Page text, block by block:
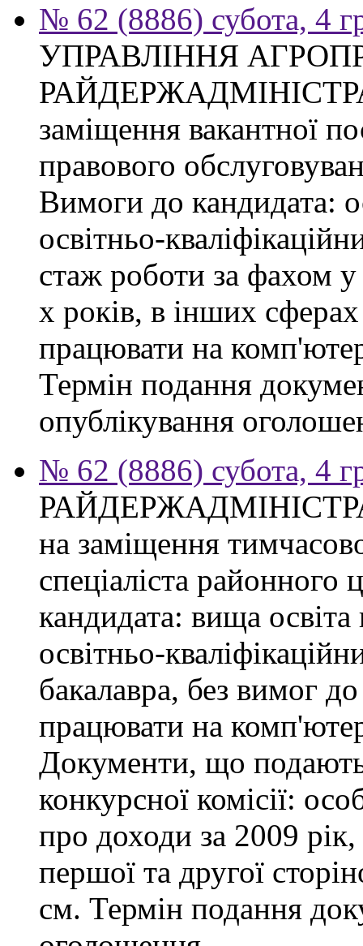
№ 62 (8886) субота, 4
УПРАВЛІННЯ
заміщення вакантної
правового
Вимоги до кандидата:
освітньо-
стаж роботи за фахом
х років, в інших
працювати на
Термін подання
опублікування
№ 62 (8886) субота, 4
на заміщення
спеціаліста
кандидата: вища
освітньо-
бакалавра, без вимог
працювати на
Документи, що
конкурсної комісії:
про доходи за 2009 рік,
першої та другої
см. Термін подання